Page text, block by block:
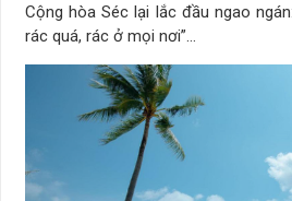
Cộng hòa Séc lại lắc đầu ngao
rác quá, rác ở mọi nơi”…